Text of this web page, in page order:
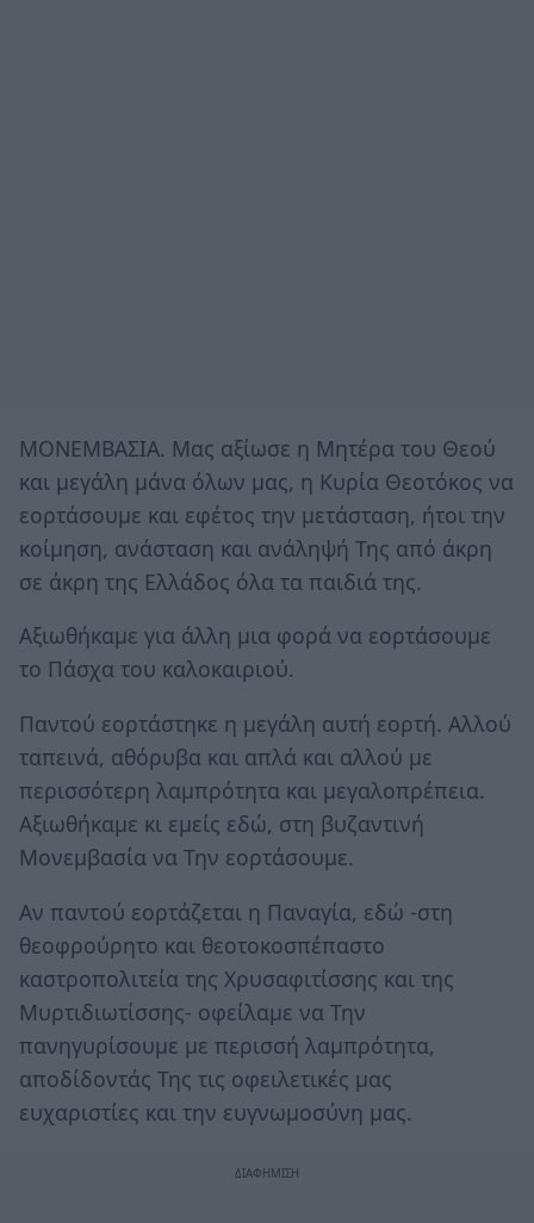
ΜΟΝΕΜΒΑΣΙΑ. Μας αξίωσε η Μητέρα του Θεού
και μεγάλη μάνα όλων μας, η Κυρία Θεοτόκος να
εορτάσουμε και εφέτος την μετάσταση, ήτοι την
κοίμηση, ανάσταση και ανάληψή Της από άκρη
σε άκρη της Ελλάδος όλα τα παιδιά της.
Αξιωθήκαμε για άλλη μια φορά να εορτάσουμε
το Πάσχα του καλοκαιριού.
Παντού εορτάστηκε η μεγάλη αυτή εορτή. Αλλού
ταπεινά, αθόρυβα και απλά και αλλού με
περισσότερη λαμπρότητα και μεγαλοπρέπεια.
Αξιωθήκαμε κι εμείς εδώ, στη βυζαντινή
Μονεμβασία να Την εορτάσουμε.
Αν παντού εορτάζεται η Παναγία, εδώ -στη
θεοφρούρητο και θεοτοκοσπέπαστο
καστροπολιτεία της Χρυσαφιτίσσης και της
Μυρτιδιωτίσσης- οφείλαμε να Την
πανηγυρίσουμε με περισσή λαμπρότητα,
αποδίδοντάς Της τις οφειλετικές μας
ευχαριστίες και την ευγνωμοσύνη μας.